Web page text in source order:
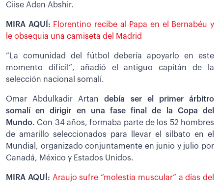
Ciise Aden Abshir.
MIRA AQUÍ: Florentino recibe al Papa en el Bernabéu y
le obsequia una camiseta del Madrid
”La comunidad del fútbol debería apoyarlo en este
momento difícil”, añadió el antiguo capitán de la
selección nacional somalí.
Omar Abdulkadir Artandebía ser el primer árbitro
somalí en dirigir en una fase final de la Copa del
Mundo. Con 34 años, formaba parte de los 52 hombres
de amarillo seleccionados para llevar el silbato en el
Mundial, organizado conjuntamente en junio y julio por
Canadá, México y Estados Unidos.
MIRA AQUÍ: Araujo sufre “molestia muscular” a días del